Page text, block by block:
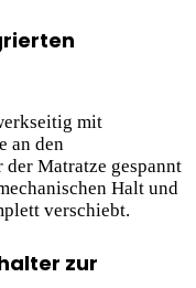
mit
an den
Matratze gespannt
Halt und
verschiebt.
zur